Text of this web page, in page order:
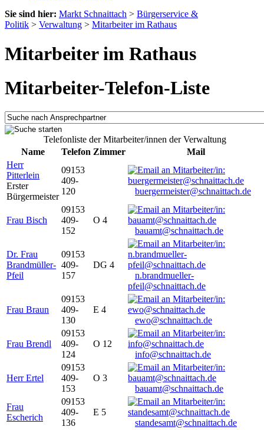
Sie sind hier: Markt Schnaittach > Bürgerservice &
Politik > Verwaltung > Mitarbeiter im Rathaus
Mitarbeiter im Rathaus
Mitarbeiter-Telefon-Liste
Telefonliste der Mitarbeiter/innen der Verwaltung
Name
Telefon Zimmer
Mail
Herr
Pitterlein
Erster
Bürgermeister
09153
409-
120
buergermeister@schnaittach.de
Frau Bisch
09153
409-
152
O 4
bauamt@schnaittach.de
Dr. Frau
Brandmüller-
Pfeil
09153
409-
157
DG 4
n.brandmueller-
pfeil@schnaittach.de
Frau Braun
09153
409-
130
E 4
ewo@schnaittach.de
Frau Brendl
09153
409-
124
O 12
info@schnaittach.de
Herr Ertel
09153
409-
153
O 3
bauamt@schnaittach.de
Frau
Escherich
09153
409-
136
E 5
standesamt@schnaittach.de